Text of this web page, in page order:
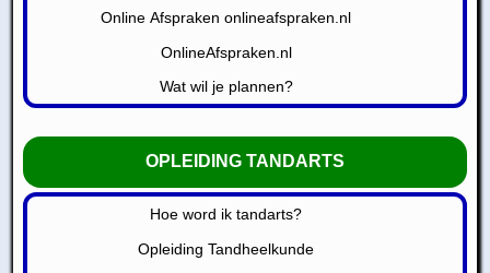
Online Afspraken onlineafspraken.nl
OnlineAfspraken.nl
Wat wil je plannen?
OPLEIDING TANDARTS
Hoe word ik tandarts?
Opleiding Tandheelkunde